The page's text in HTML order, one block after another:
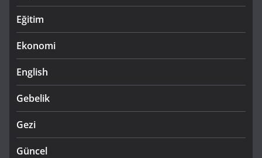
Eğitim
Ekonomi
English
Gebelik
Gezi
Güncel